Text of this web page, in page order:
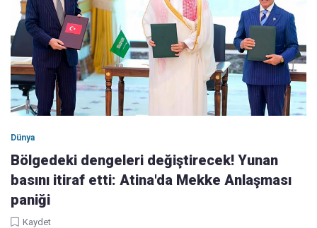
Dünya
Bölgedeki dengeleri değiştirecek! Yunan
basını itiraf etti: Atina'da Mekke Anlaşması
paniği
Kaydet